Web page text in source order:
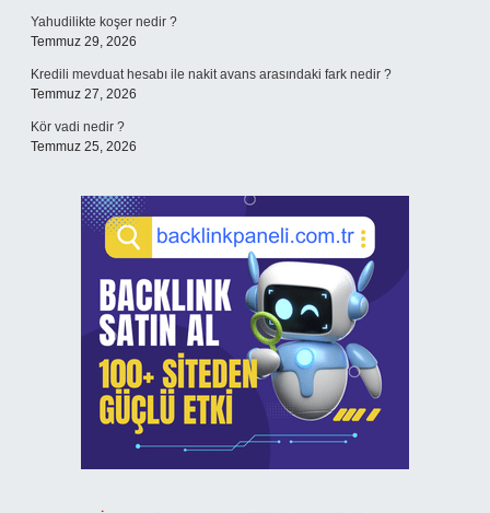
Yahudilikte koşer nedir ?
Temmuz 29, 2026
Kredili mevduat hesabı ile nakit avans arasındaki fark nedir ?
Temmuz 27, 2026
Kör vadi nedir ?
Temmuz 25, 2026